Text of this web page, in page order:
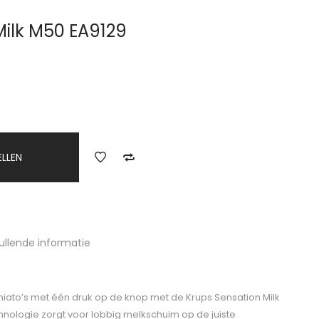
M50 EA9129
informatie
met één druk op de knop met de Krups Sensation Milk
zorgt voor lobbig melkschuim op de juiste